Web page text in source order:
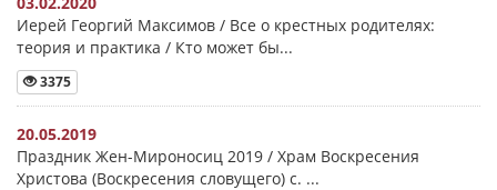
Иерей Георгий Максимов / Все о крестных родителях:
теория и практика / Кто может бы...
3375
20.05.2019
Праздник Жен-Мироносиц 2019 / Храм Воскресения
Христова (Воскресения словущего) с. ...